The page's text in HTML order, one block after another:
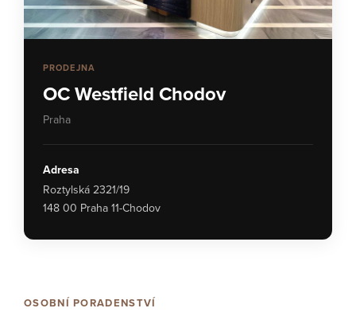
PRODEJNA
OC Westfield Chodov
Praha
Adresa
Roztylská 2321/19
148 00 Praha 11-Chodov
OSOBNÍ PORADENSTVÍ